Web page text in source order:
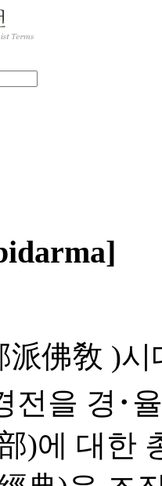
派佛敎 )
전을 경･
)에 대한